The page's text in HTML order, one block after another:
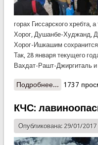
горах Гиссарского хребта,
Хорог, Душанбе-Худжанд,
Хорог-Ишкашим
Так, 28 января текущего
Вахдат-Рашт-Джиргиталь и
Подробнее... о КЧС:
дни!
1737
КЧС:
Опубликована: 29/01/